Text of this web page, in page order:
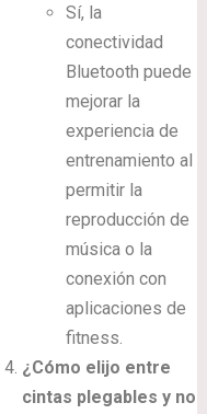
Sí, la
conectividad
Bluetooth puede
mejorar la
experiencia de
entrenamiento al
permitir la
reproducción de
música o la
conexión con
aplicaciones de
fitness.
¿Cómo elijo entre
cintas plegables y no